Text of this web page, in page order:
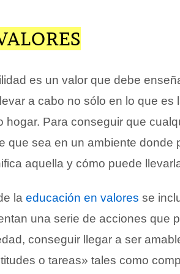
es un valor que debe
a cabo no sólo en lo que es
hogar. Para conseguir que
que sea en un ambiente donde
aquella y cómo puede
la educación en valores se
una serie de acciones que
conseguir llegar a ser
o tareas» tales como